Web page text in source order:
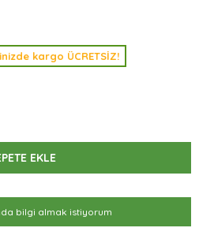
kargo ÜCRETSİZ!
bilgi almak istiyorum